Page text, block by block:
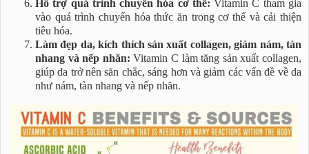
Hỗ trợ quá trình chuyển hóa cơ thể: Vitamin C tham gia
vào quá trình chuyển hóa thức ăn trong cơ thể và cải thiện
tiêu hóa.
Làm đẹp da, kích thích sản xuất collagen, giảm nám, tàn
nhang và nếp nhăn: Vitamin C làm tăng sản xuất collagen,
giúp da trở nên săn chắc, sáng hơn và giảm các vấn đề về da
như nám, tàn nhang và nếp nhăn.